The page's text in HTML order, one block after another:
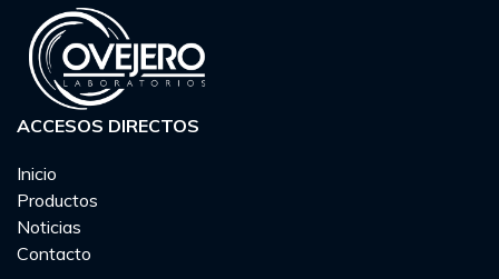
ACCESOS DIRECTOS
Inicio
Productos
Noticias
Contacto